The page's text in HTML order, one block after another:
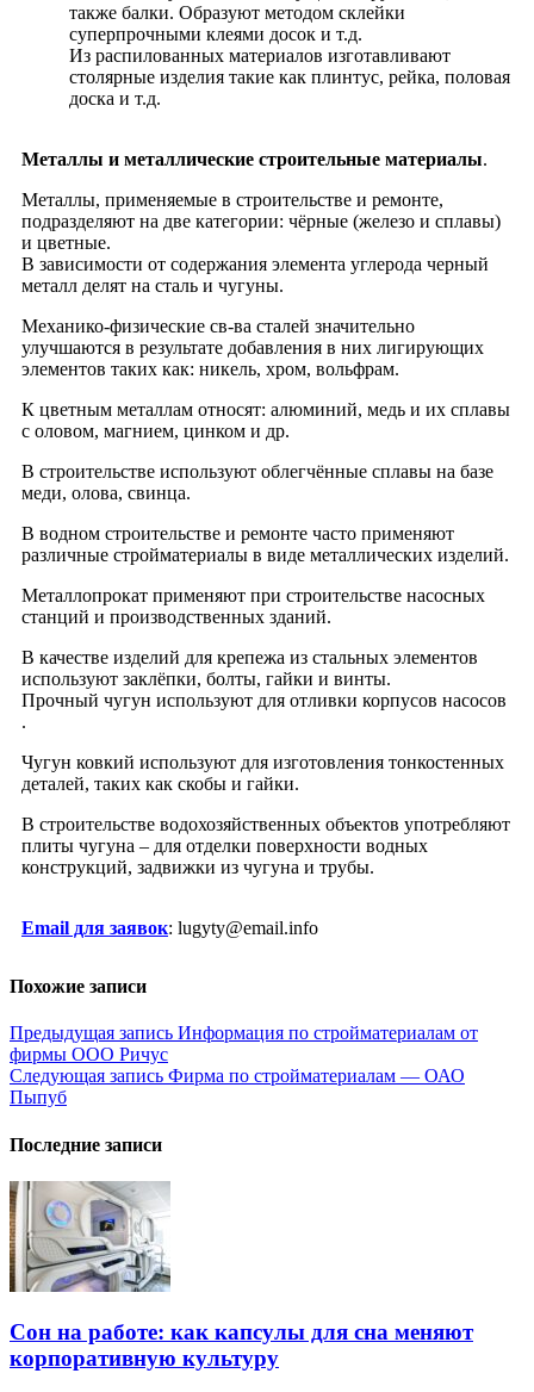
также балки. Образуют методом склейки
суперпрочными клеями досок и т.д.
Из распилованных материалов изготавливают
столярные изделия такие как плинтус, рейка, половая
доска и т.д.
Металлы и металлические строительные материалы.
Металлы, применяемые в строительстве и ремонте,
подразделяют на две категории: чёрные (железо и сплавы)
и цветные.
В зависимости от содержания элемента углерода черный
металл делят на сталь и чугуны.
Механико-физические св-ва сталей значительно
улучшаются в результате добавления в них лигирующих
элементов таких как: никель, хром, вольфрам.
К цветным металлам относят: алюминий, медь и их сплавы
с оловом, магнием, цинком и др.
В строительстве используют облегчённые сплавы на базе
меди, олова, свинца.
В водном строительстве и ремонте часто применяют
различные стройматериалы в виде металлических изделий.
Металлопрокат применяют при строительстве насосных
станций и производственных зданий.
В качестве изделий для крепежа из стальных элементов
используют заклёпки, болты, гайки и винты.
Прочный чугун используют для отливки корпусов насосов
.
Чугун ковкий используют для изготовления тонкостенных
деталей, таких как скобы и гайки.
В строительстве водохозяйственных объектов употребляют
плиты чугуна – для отделки поверхности водных
конструкций, задвижки из чугуна и трубы.
Email для заявок: lugyty@email.info
Похожие записи
Навигация
по
записям
Предыдущая запись Информация по стройматериалам от
фирмы ООО Ричус
Следующая запись Фирма по стройматериалам — ОАО
Пыпуб
Последние записи
Сон на работе: как капсулы для сна меняют
корпоративную культуру